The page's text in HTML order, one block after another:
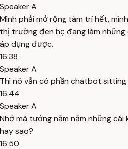
Speaker A
Mình phải mở rộng tâm trí hết,
thị trường đen họ đang làm những
áp dụng được.
16:38
Speaker A
Thì nó vẫn có phần chatbot sitting
16:44
Speaker A
Nhớ mà tưởng nắm nắm những
hay sao?
16:50